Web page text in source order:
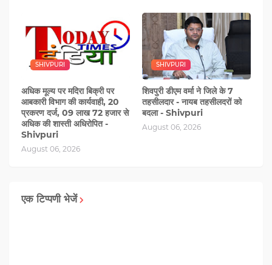
SHIVPURI
अधिक मूल्य पर मदिरा बिक्री पर
आबकारी विभाग की कार्यवाही, 20
प्रकरण दर्ज, 09 लाख 72 हजार से
अधिक की शास्ती अधिरोपित -
Shivpuri
August 06, 2026
SHIVPURI
शिवपुरी डीएम वर्मा ने जिले के 7
तहसीलदार - नायब तहसीलदरों को
बदला - Shivpuri
August 06, 2026
एक टिप्पणी भेजें